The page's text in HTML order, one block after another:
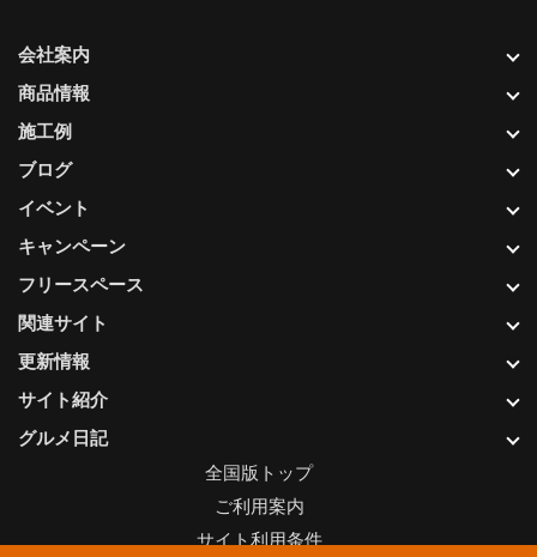
更新情報
サイト紹介
グルメ日記
会社案内
商品情報
施工例
ブログ
イベント
キャンペーン
フリースペース
関連サイト
全国版トップ
ご利用案内
サイト利用条件